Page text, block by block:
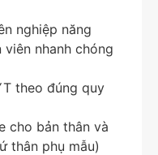
nghiệp năng
nhanh chóng
theo đúng quy
cho bản thân và
thân phụ mẫu)